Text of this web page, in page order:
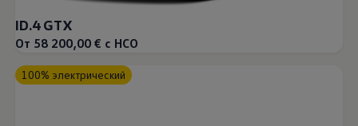
ID.4 GTX
От 58 200,00 € с НСО
100% электрический